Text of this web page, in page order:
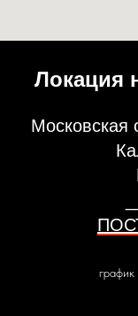
Локация
Московская
график